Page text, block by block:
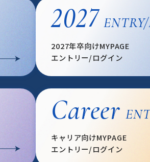
2027
2027年卒向けMYPAGE
エントリー/ログイン
Career
キャリア向けMYPAGE
エントリー/ログイン